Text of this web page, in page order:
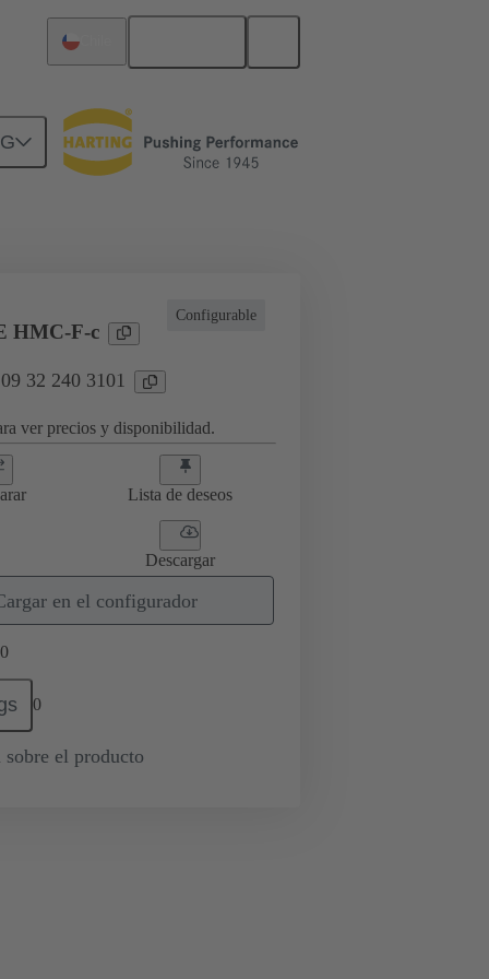
número de ciclos de conexión
Configurable
HMC-F-c
32 240 3101
ver precios y disponibilidad.
Lista de deseos
Descargar
en el configurador
0
0
sobre el producto